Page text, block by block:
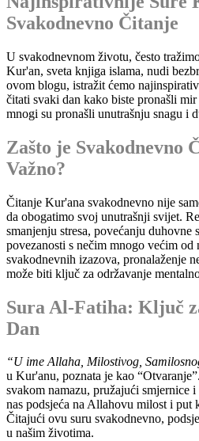
Svakodnevno Čitanje
U svakodnevnom životu, često
Kur'an, sveta knjiga islama, nudi
ovom blogu, istražit ćemo
čitati svaki dan kako biste pronašli
mnogi su pronašli unutrašnju snagu i
Zašto je Svakodnevno
Važno?
Čitanje Kur'ana svakodnevno nije
da obogatimo svoj unutrašnji svijet.
smanjenju stresa, povećanju duhovne
povezanosti s nečim mnogo većim od
svakodnevnih izazova, pronalaženje
može biti ključ za održavanje
Sura Al-Fatiha: Ključ
Dan
“U ime Allaha, Milostivog,
u Kur'anu, poznata je kao
svakom namazu, pružajući smjernice
nas podsjeća na Allahovu milost i put
Čitajući ovu suru svakodnevno,
u našim životima.